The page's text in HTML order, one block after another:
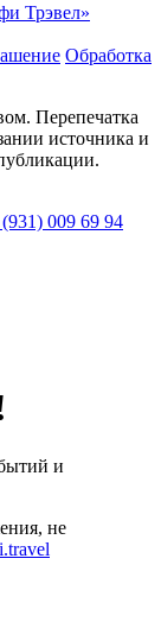
Трэвeл»
Обработка
Перепечатка
источника и
009 69 94
и
не